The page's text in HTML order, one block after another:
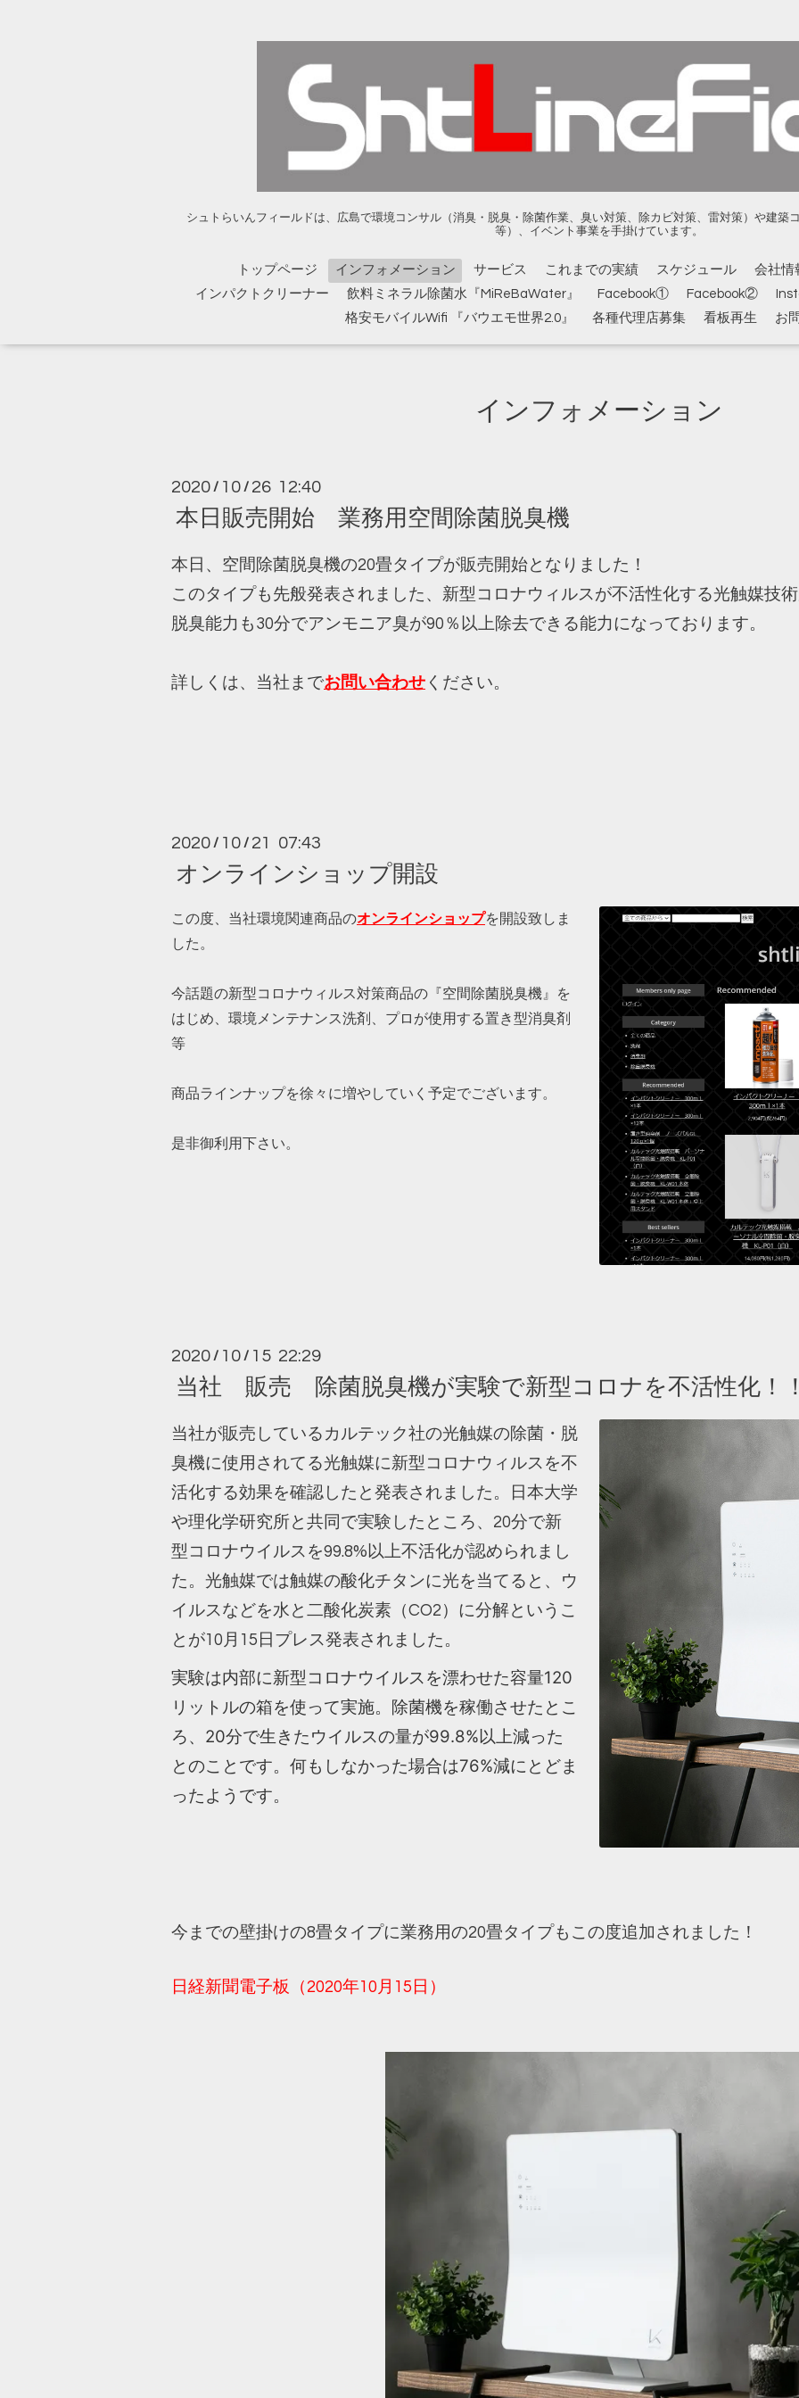
シュトらいんフィールドは、広島で環境コンサル（消臭・脱臭・除菌作業、臭い対策、除カビ対策、雷対策）や建築
等）、イベント事業を手掛けています。
トップページ インフォメーション サービス これまでの実績 スケジュール
会社情
インパクトクリーナー
飲料ミネラル除菌水『MiReBaWater』 Facebook① Facebook②
格安モバイルWifi 『バウエモ世界2.0』
各種代理店募集 看板再生 お
インフォメーション
2020 / 10 / 26 12:40
本日販売開始 業務用空間除菌脱臭機
本日、空間除菌脱臭機の20畳タイプが販売開始となりました！
このタイプも先般発表されました、新型コロナウィルスが不活性化する光触媒技
脱臭能力も30分でアンモニア臭が90％以上除去できる能力になっております。
詳しくは、当社までお問い合わせ ください。
2020 / 10 / 21 07:43
オンラインショップ開設
この度、当社環境関連商品のオンラインショップを開設致しま
した。
今話題の新型コロナウィルス対策商品の『空間除菌脱臭機』を
はじめ、環境メンテナンス洗剤、プロが使用する置き型消臭剤
等
商品ラインナップを徐々に増やしていく予定でございます。
是非御利用下さい。
2020 / 10 / 15 22:29
当社 販売 除菌脱臭機が実験で新型コロナを不活性化！
当社が販売しているカルテック社の光触媒の除菌・脱
臭機に使用されてる光触媒に新型コロナウィルスを不
活化する効果を確認したと発表されました。日本大学
や理化学研究所と共同で実験したところ、20分で新
型コロナウイルスを99.8%以上不活化が認められまし
た。光触媒では触媒の酸化チタンに光を当てると、ウ
イルスなどを水と二酸化炭素（CO2）に分解というこ
とが10月15日プレス発表されました。
実験は内部に新型コロナウイルスを漂わせた容量120
リットルの箱を使って実施。除菌機を稼働させたとこ
ろ、20分で生きたウイルスの量が99.8%以上減った
とのことです。何もしなかった場合は76%減にとどま
ったようです。
今までの壁掛けの8畳タイプに業務用の20畳タイプもこの度追加されました！
日経新聞電子板（2020年10月15日）